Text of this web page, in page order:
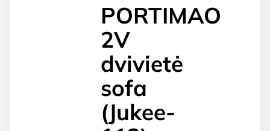
PORTIMAO
2V
dvivietė
sofa
(Jukee-